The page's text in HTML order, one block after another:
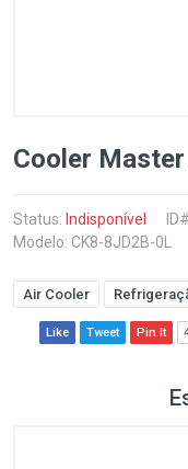
Cooler
Status: Indisponível
Modelo: CK8-8JD2B-0L
Air Cooler
Like Tweet Pin It